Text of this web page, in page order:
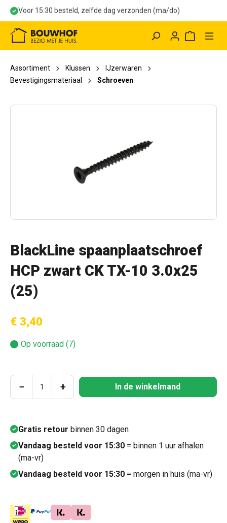
Voor 15:30 besteld, zelfde dag verzonden (ma/do)
Assortiment Klussen
IJzerwaren
Bevestigingsmateriaal
Schroeven
BlackLine spaanplaatschroef
HCP zwart CK TX-10 3.0x25
(25)
€ 3,40
Op voorraad (7)
Producthoeveelheid: Voer de gewenste
− + In de winkelmand
Gratis retour binnen 30 dagen
Vandaag besteld voor 15:30 = binnen 1 uur afhalen
(ma-vr)
Vandaag besteld voor 15:30 = morgen in huis (ma-vr)